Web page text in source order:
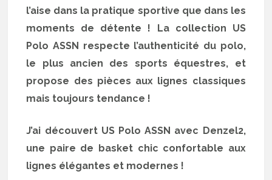
l’aise dans la pratique sportive que dans les
moments de détente ! La collection US
Polo ASSN respecte l’authenticité du polo,
le plus ancien des sports équestres, et
propose des pièces aux lignes classiques
mais toujours tendance !
J’ai découvert US Polo ASSN avec Denzel2,
une paire de basket chic confortable aux
lignes élégantes et modernes !